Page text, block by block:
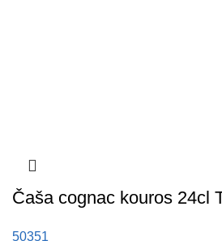
Čaša cognac kouros 24cl
50351